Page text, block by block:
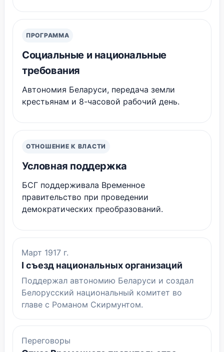
ПРОГРАММА
Социальные и национальные
требования
Автономия Беларуси, передача земли
крестьянам и 8-часовой рабочий день.
ОТНОШЕНИЕ К ВЛАСТИ
Условная поддержка
БСГ поддерживала Временное
правительство при проведении
демократических преобразований.
Март 1917 г.
I съезд национальных организаций
Поддержал автономию Беларуси и создал
Белорусский национальный комитет во
главе с Романом Скирмунтом.
Переговоры